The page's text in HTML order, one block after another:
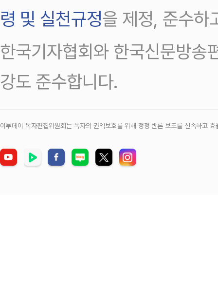
령 및 실천규정을 제정, 준수하
한국기자협회와 한국신문방송
강도 준수합니다.
이투데이 독자편집위원회는 독자의 권익보호를 위해 정정‧반론 보도를 신속하고